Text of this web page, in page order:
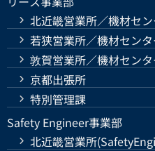
北近畿営業所／機材セ
若狭営業所／機材セン
敦賀営業所／機材セン
京都出張所
特別管理課
Safety Engineer事業部
北近畿営業所